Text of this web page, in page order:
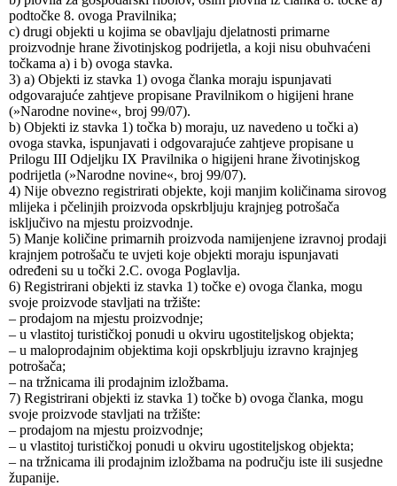
podtočke 8. ovoga Pravilnika;
c) drugi objekti u kojima se obavljaju djelatnosti primarne
proizvodnje hrane životinjskog podrijetla, a koji nisu obuhvaćeni
točkama a) i b) ovoga stavka.
3) a) Objekti iz stavka 1) ovoga članka moraju ispunjavati
odgovarajuće zahtjeve propisane Pravilnikom o higijeni hrane
(»Narodne novine«, broj 99/07).
b) Objekti iz stavka 1) točka b) moraju, uz navedeno u točki a)
ovoga stavka, ispunjavati i odgovarajuće zahtjeve propisane u
Prilogu III Odjeljku IX Pravilnika o higijeni hrane životinjskog
podrijetla (»Narodne novine«, broj 99/07).
4) Nije obvezno registrirati objekte, koji manjim količinama sirovog
mlijeka i pčelinjih proizvoda opskrbljuju krajnjeg potrošača
isključivo na mjestu proizvodnje.
5) Manje količine primarnih proizvoda namijenjene izravnoj prodaji
krajnjem potrošaču te uvjeti koje objekti moraju ispunjavati
određeni su u točki 2.C. ovoga Poglavlja.
6) Registrirani objekti iz stavka 1) točke e) ovoga članka, mogu
svoje proizvode stavljati na tržište:
– prodajom na mjestu proizvodnje;
– u vlastitoj turističkoj ponudi u okviru ugostiteljskog objekta;
– u maloprodajnim objektima koji opskrbljuju izravno krajnjeg
potrošača;
– na tržnicama ili prodajnim izložbama.
7) Registrirani objekti iz stavka 1) točke b) ovoga članka, mogu
svoje proizvode stavljati na tržište:
– prodajom na mjestu proizvodnje;
– u vlastitoj turističkoj ponudi u okviru ugostiteljskog objekta;
– na tržnicama ili prodajnim izložbama na području iste ili susjedne
županije.